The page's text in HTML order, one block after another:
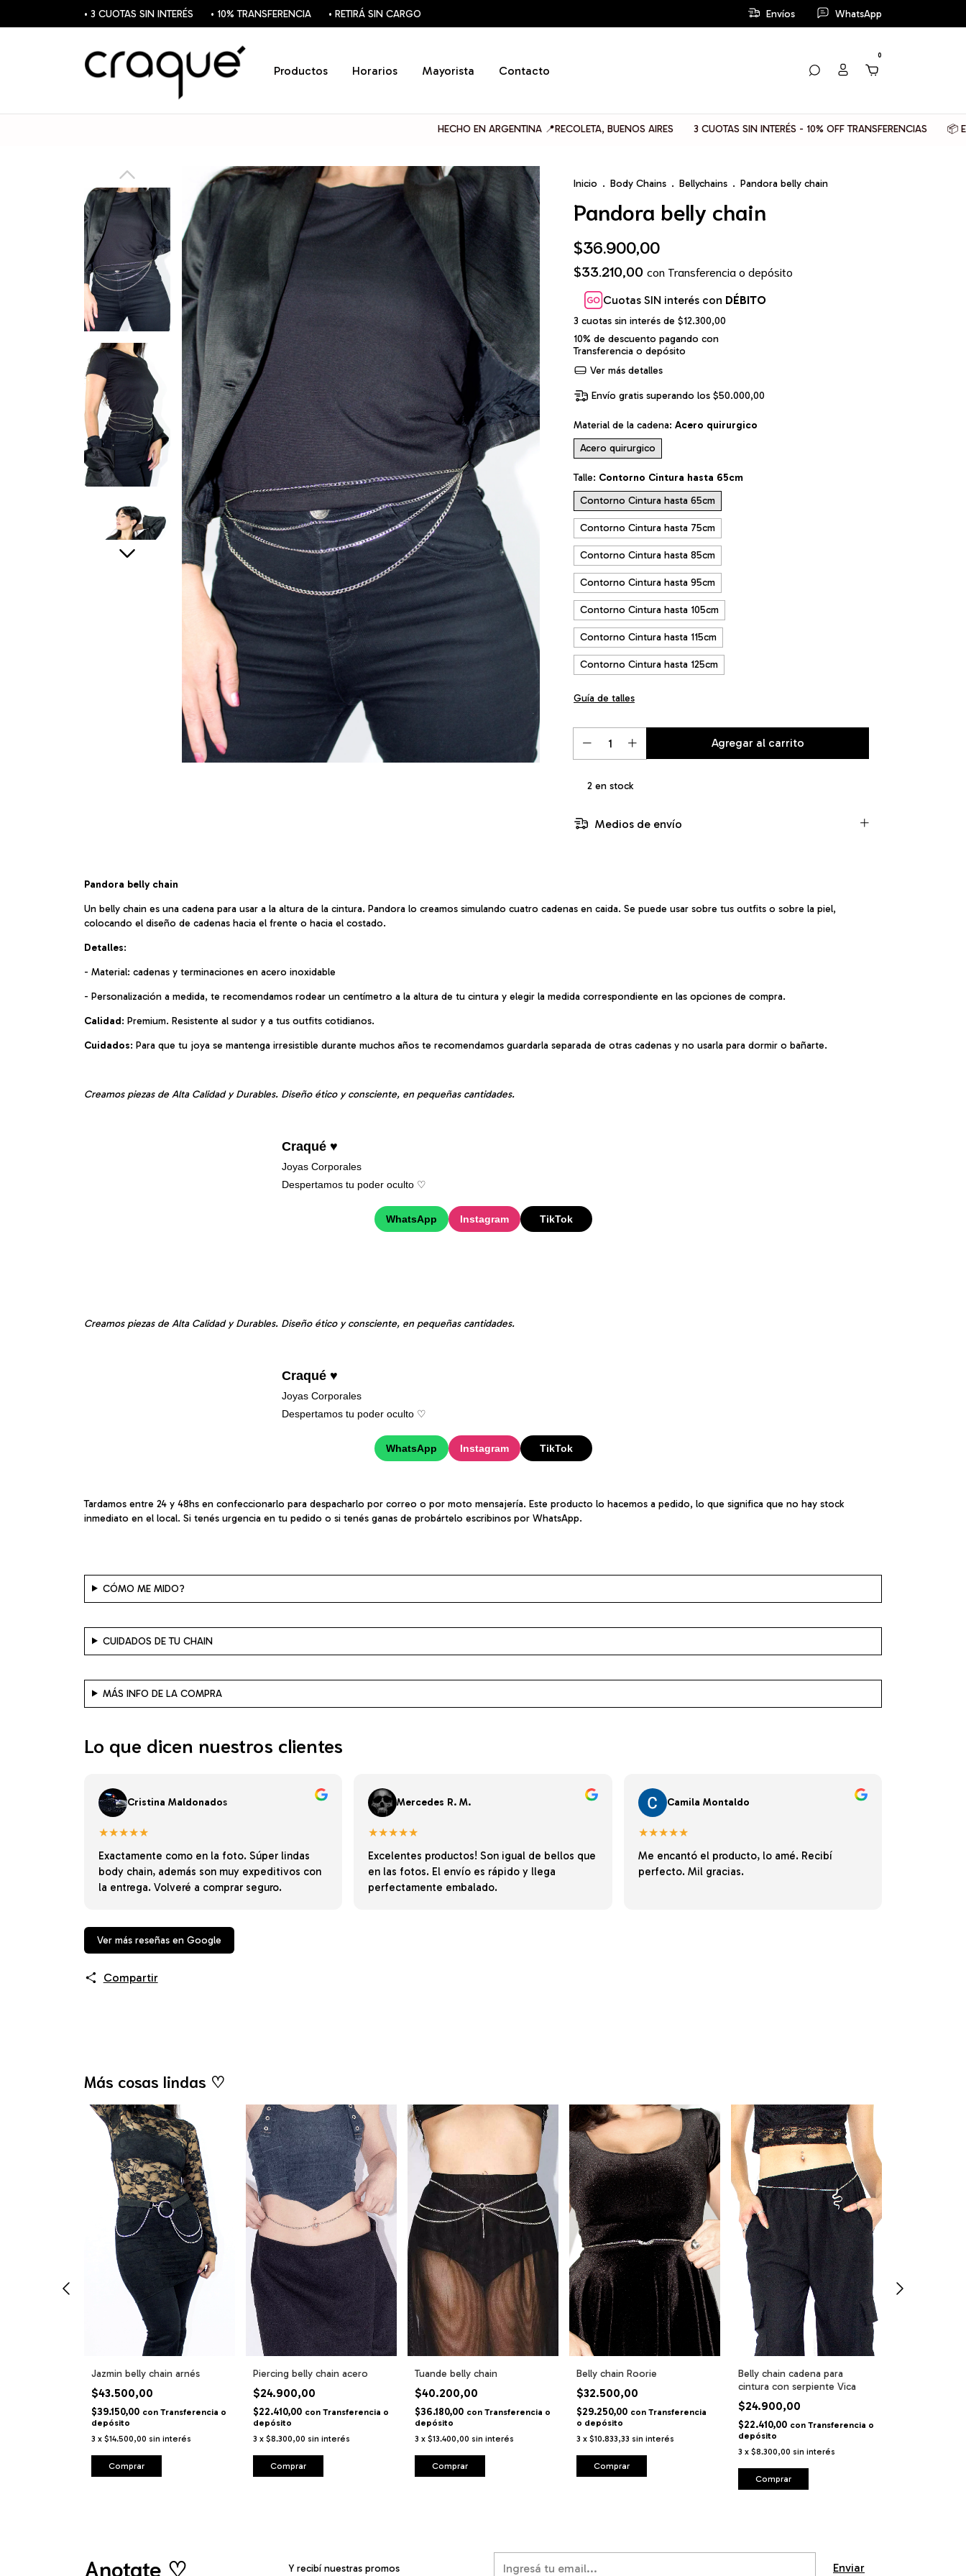
• 3 CUOTAS SIN INTERÉS • 10% TRANSFERENCIA • RETIRÁ SIN CARGO Envíos WhatsApp
Productos Horarios Mayorista Contacto
0
HECHO EN ARGENTINA 📍RECOLETA, BUENOS AIRES 3 CUOTAS SIN INTERÉS - 10% OFF TRANSFERENCIAS 📦 ENVIOS
Inicio . Body Chains . Bellychains . Pandora belly chain
Pandora belly chain
$36.900,00
$33.210,00 con Transferencia o depósito
Cuotas SIN interés con DÉBITO
3 cuotas sin interés de $12.300,00
10% de descuento pagando con
Transferencia o depósito
Ver más detalles
Envío gratis superando los$50.000,00
Material de la cadena: Acero quirurgico
Acero quirurgico
Talle: Contorno Cintura hasta 65cm
Contorno Cintura hasta 65cm
Contorno Cintura hasta 75cm
Contorno Cintura hasta 85cm
Contorno Cintura hasta 95cm
Contorno Cintura hasta 105cm
Contorno Cintura hasta 115cm
Contorno Cintura hasta 125cm
Guía de talles
2en stock
Medios de envío
Pandora belly chain
Un belly chain es una cadena para usar a la altura de la cintura. Pandora lo creamos simulando cuatro cadenas en caida. Se puede usar sobre tus outfits o sobre la piel,
colocando el diseño de cadenas hacia el frente o hacia el costado.
Detalles:
- Material: cadenas y terminaciones en acero inoxidable
- Personalización a medida, te recomendamos rodear un centímetro a la altura de tu cintura y elegir la medida correspondiente en las opciones de compra.
Calidad: Premium. Resistente al sudor y a tus outfits cotidianos.
Cuidados: Para que tu joya se mantenga irresistible durante muchos años te recomendamos guardarla separada de otras cadenas y no usarla para dormir o bañarte.
Creamos piezas de Alta Calidad y Durables. Diseño ético y consciente, en pequeñas cantidades.
Craqué ♥
Joyas Corporales
Despertamos tu poder oculto ♡︎
WhatsApp Instagram TikTok
Creamos piezas de Alta Calidad y Durables. Diseño ético y consciente, en pequeñas cantidades.
Craqué ♥
Joyas Corporales
Despertamos tu poder oculto ♡︎
WhatsApp Instagram TikTok
Tardamos entre 24 y 48hs en confeccionarlo para despacharlo por correo o por moto mensajería. Este producto lo hacemos a pedido, lo que significa que no hay stock
inmediato en el local. Si tenés urgencia en tu pedido o si tenés ganas de probártelo escribinos por WhatsApp.
CÓMO ME MIDO?
CUIDADOS DE TU CHAIN
MÁS INFO DE LA COMPRA
Lo que dicen nuestros clientes
Cristina Maldonados
★★★★★
Exactamente como en la foto. Súper lindas
body chain, además son muy expeditivos con
la entrega. Volveré a comprar seguro.
Mercedes R. M.
★★★★★
Excelentes productos! Son igual de bellos que
en las fotos. El envío es rápido y llega
perfectamente embalado.
Camila Montaldo
★★★★★
Me encantó el producto, lo amé. Recibí
perfecto. Mil gracias.
Ver más reseñas en Google
Compartir
Más cosas lindas ♡
Jazmin belly chain arnés
$43.500,00
$39.150,00 con Transferencia o
depósito
3 x $14.500,00 sin interés
Comprar
Piercing belly chain acero
$24.900,00
$22.410,00 con Transferencia o
depósito
3 x $8.300,00 sin interés
Comprar
Tuande belly chain
$40.200,00
$36.180,00 con Transferencia o
depósito
3 x $13.400,00 sin interés
Comprar
Belly chain Roorie
$32.500,00
$29.250,00 con Transferencia
o depósito
3 x $10.833,33 sin interés
Comprar
Belly chain cadena para
cintura con serpiente Vica
$24.900,00
$22.410,00 con Transferencia o
depósito
3 x $8.300,00 sin interés
Comprar
Anotate ♡ Y recibí nuestras promos